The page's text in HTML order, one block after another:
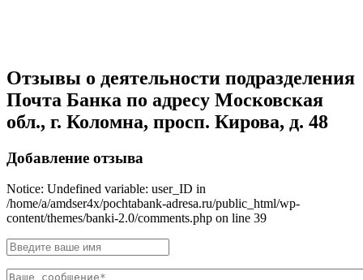
Отзывы о деятельности подразделения
Почта Банка по адресу Московская
обл., г. Коломна, просп. Кирова, д. 48
Добавление отзыва
Notice: Undefined variable: user_ID in
/home/a/amdser4x/pochtabank-adresa.ru/public_html/wp-
content/themes/banki-2.0/comments.php on line 39